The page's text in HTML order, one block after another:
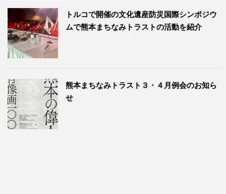
トルコで開催の文化遺産防災国際シンポジウ
ムで熊本まちなみトラストの活動を紹介
熊本まちなみトラスト３・４月例会のお知ら
せ